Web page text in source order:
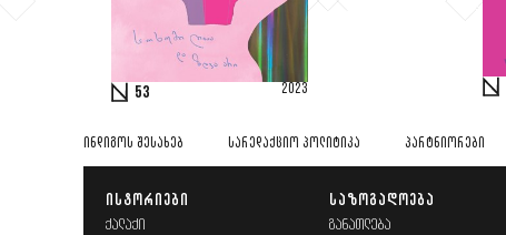
53 2023
ᲘᲜᲓᲘᲒᲝᲡ ᲨᲔᲡᲐᲮᲔᲑ ᲡᲐᲠᲔᲓᲐᲥᲪᲘᲝ ᲞᲝᲚᲘᲢᲘᲙᲐ ᲞᲐᲠᲢᲜᲘᲝᲠᲔᲑᲘ
ᲘᲡᲢᲝᲠᲘᲔᲑᲘ
ᲥᲐᲚᲐᲥᲘ
ᲡᲐᲖᲝᲒᲐᲓᲝᲔᲑᲐ
ᲒᲐᲜᲐᲗᲚᲔᲑᲐ